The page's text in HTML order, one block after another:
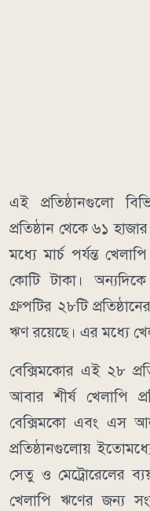
এই প্রতিষ্ঠানগুলো
প্রতিষ্ঠান থেকে ৬১
মধ্যে মার্চ পর্যন্ত
কোটি টাকা।
গ্রুপটির ২৮টি
ঋণ রয়েছে। এর মধ্যে
বেক্সিমকোর এই ২৮
আবার শীর্ষ খেলাপি
বেক্সিমকো এবং এস
প্রতিষ্ঠানগুলোয়
সেতু ও মেট্রোরেলের
খেলাপি ঋণের জন্য